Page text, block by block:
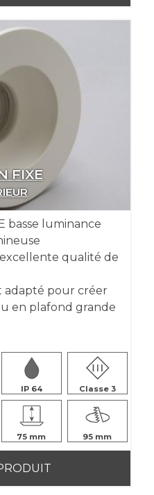
FIXE
basse luminance
qualité de
adapté pour créer
en plafond grande
IP 64 Classe 3
75 95